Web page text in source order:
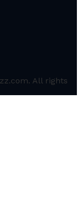
All rights